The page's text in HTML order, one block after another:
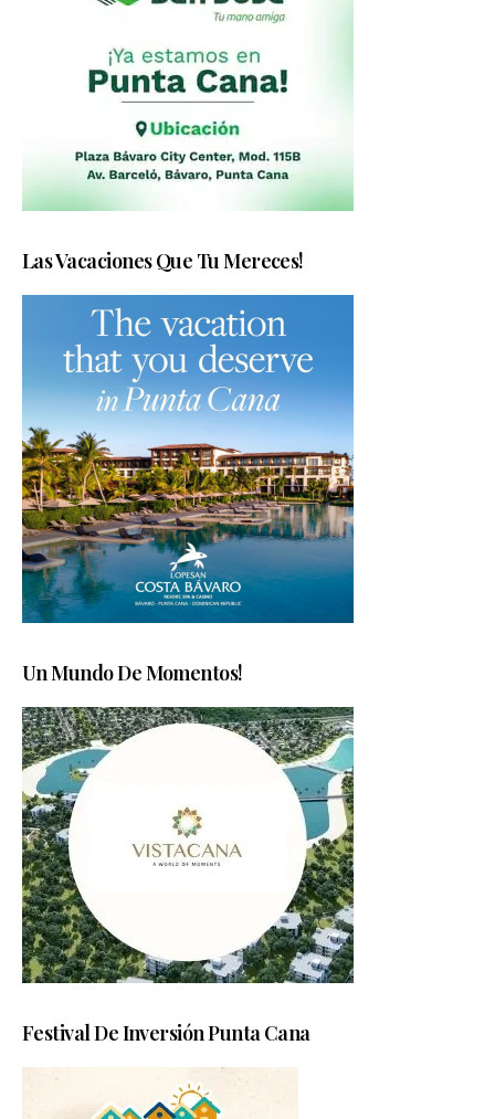
Las Vacaciones Que Tu Mereces!
Un Mundo De Momentos!
Festival De Inversión Punta Cana